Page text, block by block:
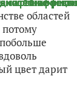
областей
цвет дарит